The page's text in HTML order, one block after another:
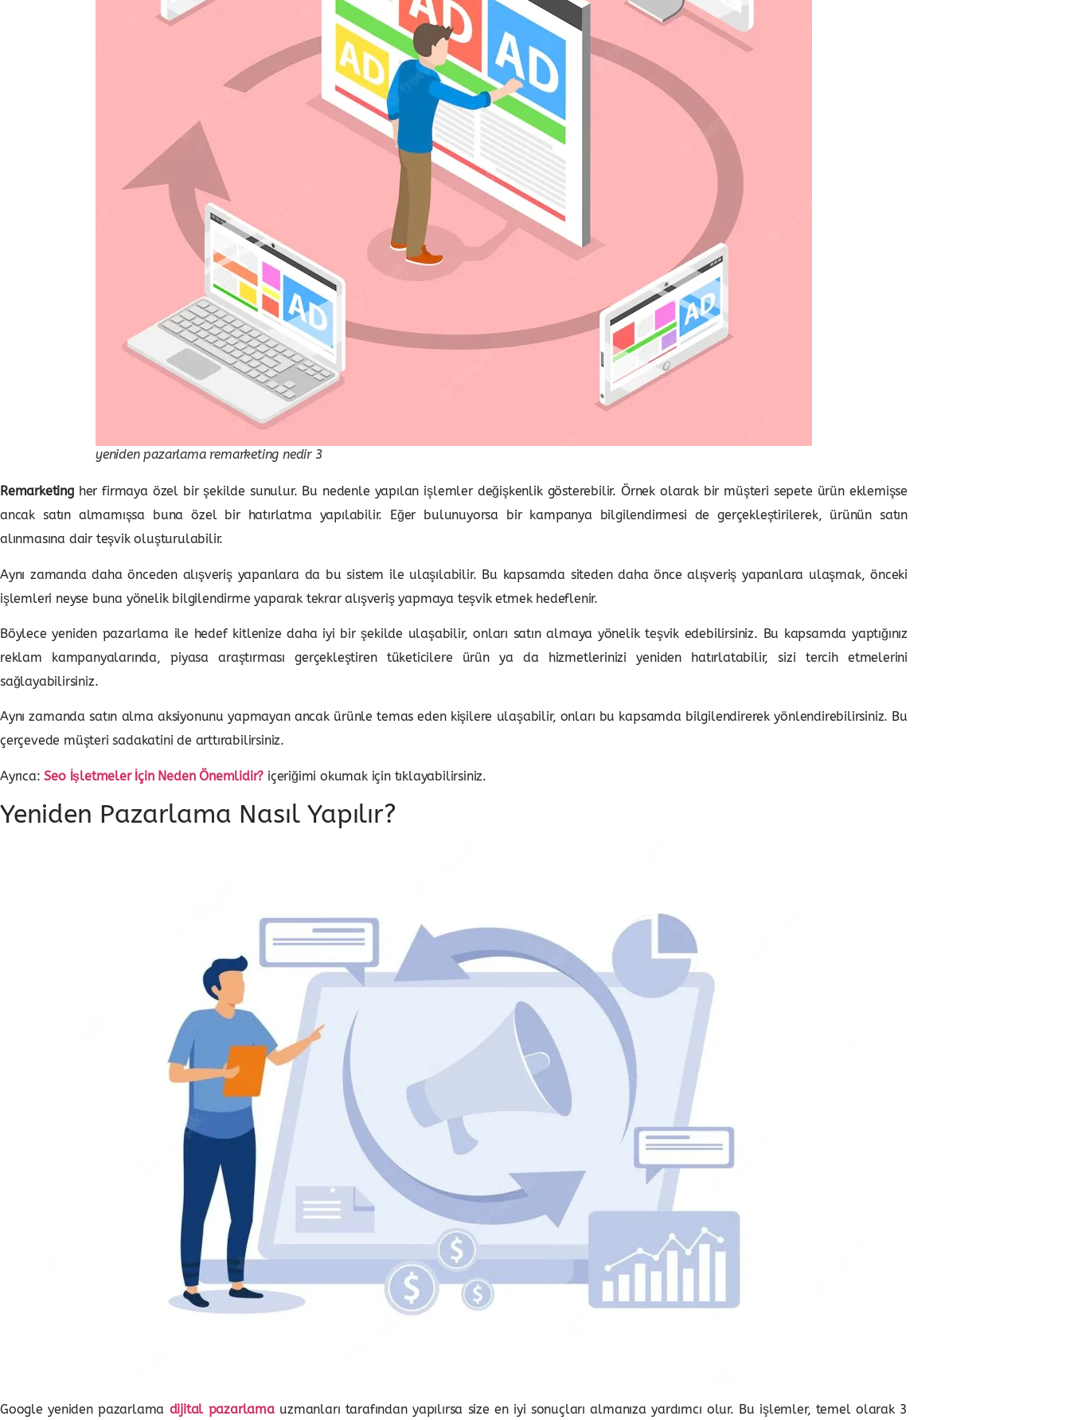
yeniden pazarlama remarketing nedir 3
Remarketingher firmaya özel bir şekilde sunulur. Bu nedenle yapılan işlemler değişkenlik gösterebilir. Örnek olarak bir müşteri sepete ürün eklemişse
ancak satın almamışsa buna özel bir hatırlatma yapılabilir. Eğer bulunuyorsa bir kampanya bilgilendirmesi de gerçekleştirilerek, ürünün satın
alınmasına dair teşvik oluşturulabilir.
Aynı zamanda daha önceden alışveriş yapanlara da bu sistem ile ulaşılabilir. Bu kapsamda siteden daha önce alışveriş yapanlara ulaşmak, önceki
işlemleri neyse buna yönelik bilgilendirme yaparak tekrar alışveriş yapmaya teşvik etmek hedeflenir.
Böylece yeniden pazarlama ile hedef kitlenize daha iyi bir şekilde ulaşabilir, onları satın almaya yönelik teşvik edebilirsiniz. Bu kapsamda yaptığınız
reklam kampanyalarında, piyasa araştırması gerçekleştiren tüketicilere ürün ya da hizmetlerinizi yeniden hatırlatabilir, sizi tercih etmelerini
sağlayabilirsiniz.
Aynı zamanda satın alma aksiyonunu yapmayan ancak ürünle temas eden kişilere ulaşabilir, onları bu kapsamda bilgilendirerek yönlendirebilirsiniz. Bu
çerçevede müşteri sadakatini de arttırabilirsiniz.
Ayrıca:Seo İşletmeler İçin Neden Önemlidir? içeriğimi okumak için tıklayabilirsiniz.
Yeniden Pazarlama Nasıl Yapılır?
Google yeniden pazarlama dijital pazarlamauzmanları tarafından yapılırsa size en iyi sonuçları almanıza yardımcı olur. Bu işlemler, temel olarak 3